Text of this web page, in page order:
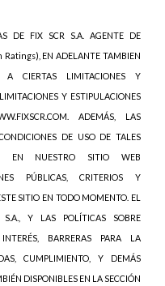
DE FIX SCR S.A. AGENTE DE
EN ADELANTE TAMBIEN
A CIERTAS LIMITACIONES Y
Y ESTIPULACIONES
ADEMÁS, LAS
DE USO DE TALES
EN NUESTRO SITIO WEB
PÚBLICAS, CRITERIOS Y
SITIO EN TODO MOMENTO. EL
Y LAS POLÍTICAS SOBRE
BARRERAS PARA LA
CUMPLIMIENTO, Y DEMÁS
DISPONIBLES EN LA SECCIÓN